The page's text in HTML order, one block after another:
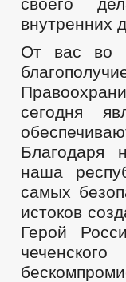
внутренних
От вас во
сегодня
Благодаря
наша
самых
истоков
Герой